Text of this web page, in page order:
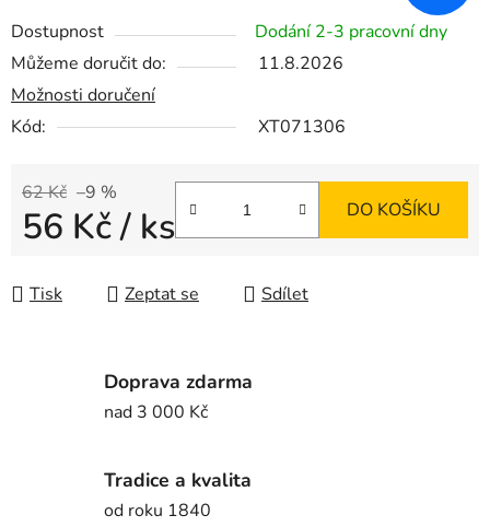
Dostupnost
Dodání 2-3 pracovní dny
Můžeme doručit do:
11.8.2026
Možnosti doručení
Kód:
XT071306
62 Kč –9 %
56 Kč/ ks DO KOŠÍKU
Tisk Zeptat se Sdílet
Doprava zdarma
nad 3 000 Kč
Tradice a kvalita
od roku 1840